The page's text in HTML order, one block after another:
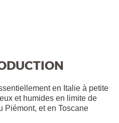
en Italie à petite
et humides en limite de
Piémont, et en Toscane